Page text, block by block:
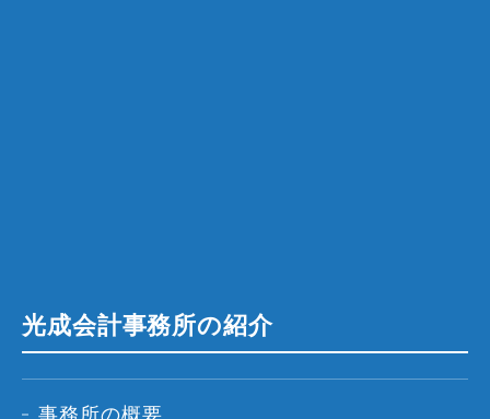
光成会計事務所の紹介
事務所の概要